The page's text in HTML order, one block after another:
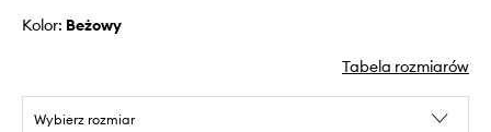
Kolor: beżowy
Tabela rozmiarów
Wybierz rozmiar